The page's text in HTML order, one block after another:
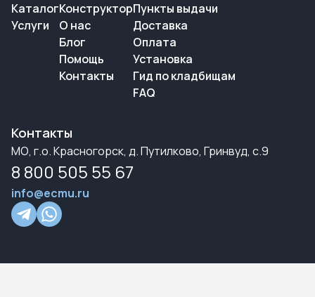
Каталог
Услуги
Конструктор
О нас
Блог
Помощь
Контакты
Пункты выдачи
Доставка
Оплата
Установка
Гид по кладбищам
FAQ
Контакты
МО, г.о. Красногорск, д. Путилково, Гринвуд, с.9
8 800 505 55 67
info@ecmu.ru